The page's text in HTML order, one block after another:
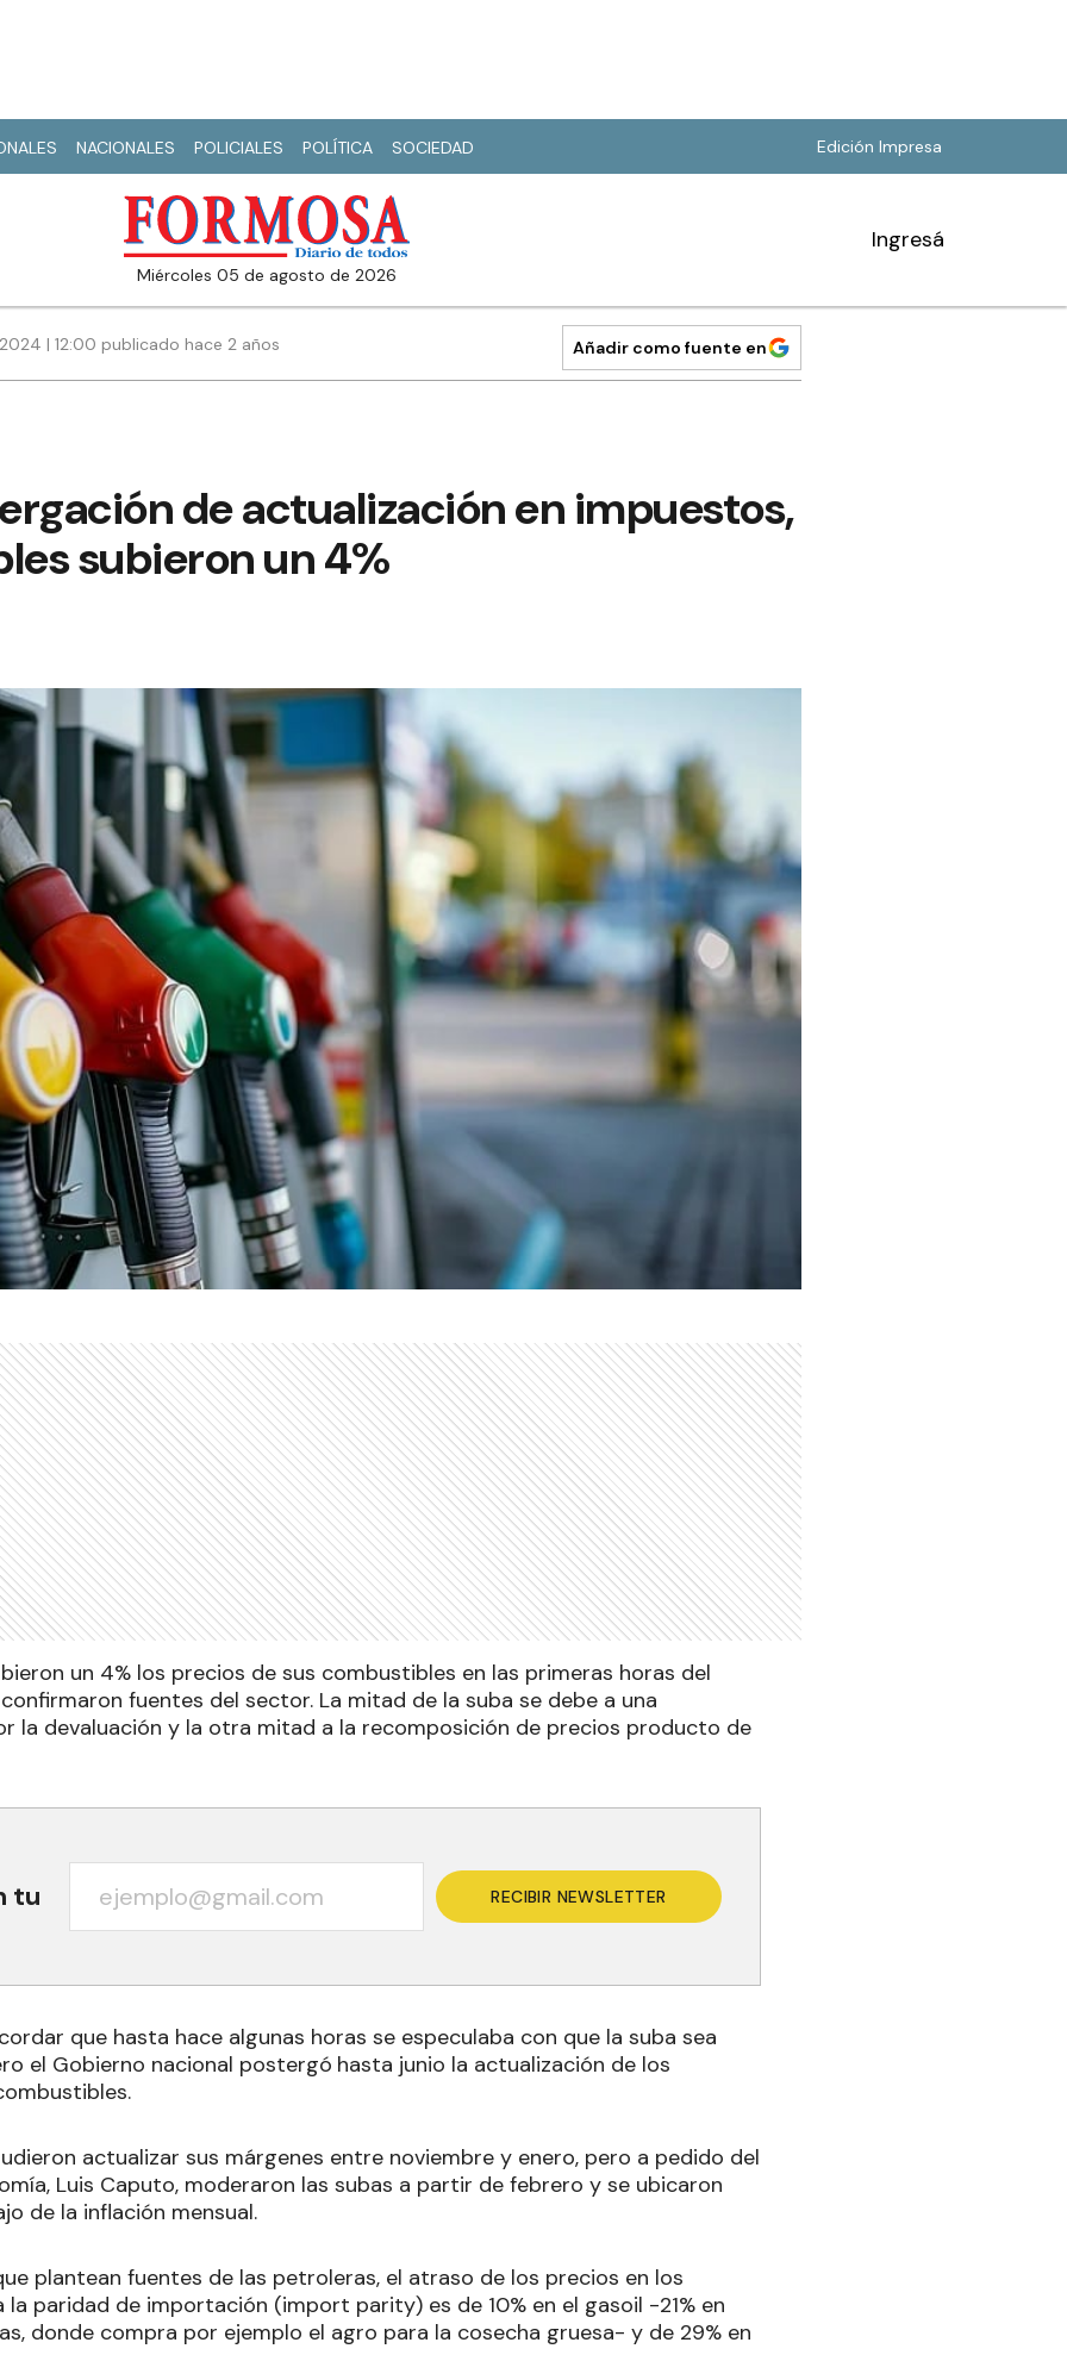
NACIONALES POLICIALES POLÍTICA SOCIEDAD Edición Impresa
miércoles 05 de agosto de 2026
Ingresá
| 12:00 publicado hace 2 años Añadir como fuente en
de actualización en impuestos,
subieron un 4%
un 4% los precios de sus combustibles en las primeras horas del
fuentes del sector. La mitad de la suba se debe a una
la devaluación y la otra mitad a la recomposición de precios producto de
tu RECIBIR NEWSLETTER
que hasta hace algunas horas se especulaba con que la suba sea
el Gobierno nacional postergó hasta junio la actualización de los
actualizar sus márgenes entre noviembre y enero, pero a pedido del
Luis Caputo, moderaron las subas a partir de febrero y se ubicaron
de la inflación mensual.
plantean fuentes de las petroleras, el atraso de los precios en los
paridad de importación (import parity) es de 10% en el gasoil -21% en
donde compra por ejemplo el agro para la cosecha gruesa- y de 29% en